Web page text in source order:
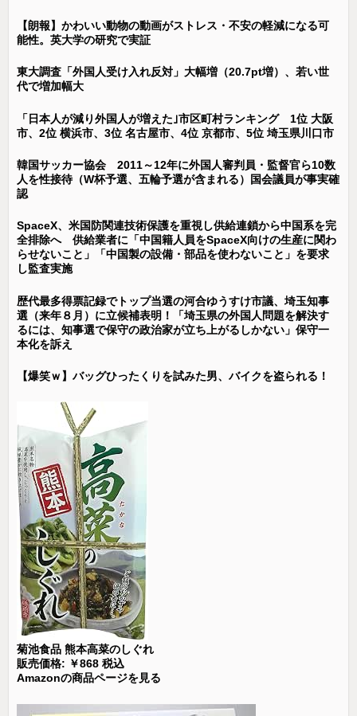
【朗報】かわいい動物の動画がストレス・不安の軽減になる可
能性。英大学の研究で実証
東大調査「外国人受け入れ反対」大幅増（20.7pt増）、若い世
代で増加幅大
「日本人が減り外国人が増えた｣市区町村ランキング 1位 大阪
市、2位 横浜市、3位 名古屋市、4位 京都市、5位 埼玉県川口市
韓国サッカー協会 2011～12年に外国人審判員・監督官ら10数
人を性接待（W杯予選、五輪予選が含まれる）国会議員が事実確
認
SpaceX、米国防関連技術保護を重視し供給連鎖から中国系を完
全排除へ 供給業者に「中国籍人員をSpaceX向けの生産に関わ
らせないこと」「中国製の設備・部品を使わないこと」を要求
し監査実施
歴代最多得票記録でトップ当選の河合ゆうすけ市議、埼玉知事
選（来年８月）に立候補表明！「埼玉県の外国人問題を解決す
るには、知事選で保守の政治家が立ち上がるしかない」保守一
本化を訴え
【爆笑ｗ】バッグひったくりを試みた男、バイクを盗られる！
菊池食品 熊本高菜のしぐれ
販売価格: ￥868 税込
Amazonの商品ページを見る